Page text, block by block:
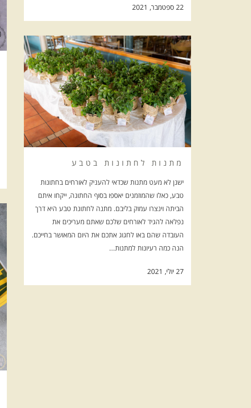
22 ספטמבר, 2021
מתנות לחתונות בטבע
ישנן לא מעט מתנות שכדאי להעניק לאורחים בחתונות
טבע, כאלו שהמוזמנים יאספו בסוף החתונה, ייקחו איתם
הביתה וינצרו עמוק בליבם. מתנה לחתונת טבע היא דרך
נפלאה להגיד לאורחים שלכם שאתם מעריכים את
העובדה שהם באו לחגוג אתכם את היום המאושר בחייכם.
הנה כמה רעיונות למתנות...
27 יולי, 2021